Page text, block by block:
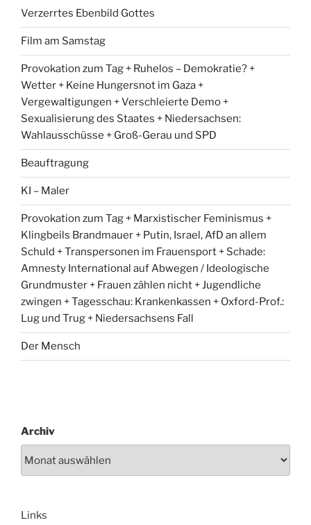
Verzerrtes Ebenbild Gottes
Film am Samstag
Provokation zum Tag + Ruhelos – Demokratie? +
Wetter + Keine Hungersnot im Gaza +
Vergewaltigungen + Verschleierte Demo +
Sexualisierung des Staates + Niedersachsen:
Wahlausschüsse + Groß-Gerau und SPD
Beauftragung
KI – Maler
Provokation zum Tag + Marxistischer Feminismus +
Klingbeils Brandmauer + Putin, Israel, AfD an allem
Schuld + Transpersonen im Frauensport + Schade:
Amnesty International auf Abwegen / Ideologische
Grundmuster + Frauen zählen nicht + Jugendliche
zwingen + Tagesschau: Krankenkassen + Oxford-Prof.:
Lug und Trug + Niedersachsens Fall
Der Mensch
Archiv
Links